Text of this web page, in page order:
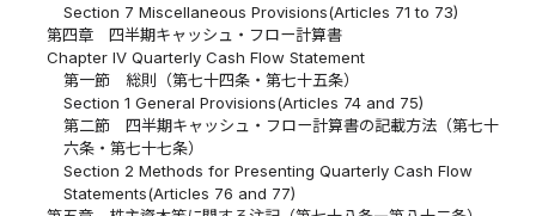
Section 7 Miscellaneous Provisions(Articles 71 to 73)
第四章 四半期キャッシュ・フロー計算書
Chapter IV Quarterly Cash Flow Statement
第一節 総則（第七十四条・第七十五条）
Section 1 General Provisions(Articles 74 and 75)
第二節 四半期キャッシュ・フロー計算書の記載方法（第七十
六条・第七十七条）
Section 2 Methods for Presenting Quarterly Cash Flow
Statements(Articles 76 and 77)